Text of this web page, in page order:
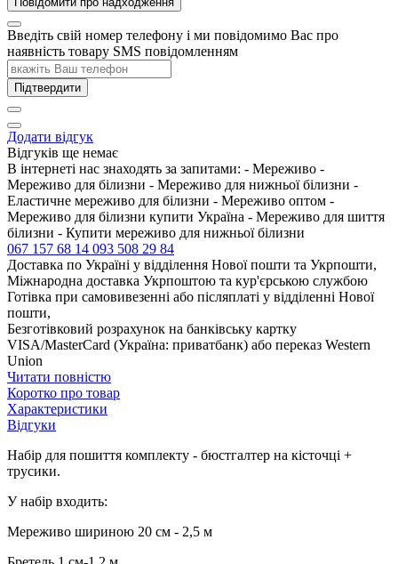
Введіть свій номер телефону і ми повідомимо Вас про
наявність товару SMS повідомленням
Підтвердити
Додати відгук
Відгуків ще немає
В інтернеті нас знаходять за запитами: - Мереживо -
Мереживо для білизни - Мереживо для нижньої білизни -
Еластичне мереживо для білизни - Мереживо оптом -
Мереживо для білизни купити Україна - Мереживо для шиття
білизни - Купити мереживо для нижньої білизни
067 157 68 14 093 508 29 84
Доставка по Україні у відділення Нової пошти та Укрпошти,
Міжнародна доставка Укрпоштою та кур'єрською службою
Готівка при самовивезенні або післяплаті у відділенні Нової
пошти,
Безготівковий розрахунок на банківську картку
VISA/MasterCard (Україна: приватбанк) або переказ Western
Union
Читати повністю
Коротко про товар
Характеристики
Відгуки
Набір для пошиття комплекту - бюстгалтер на кісточці +
трусики.
У набір входить:
Мереживо шириною 20 см - 2,5 м